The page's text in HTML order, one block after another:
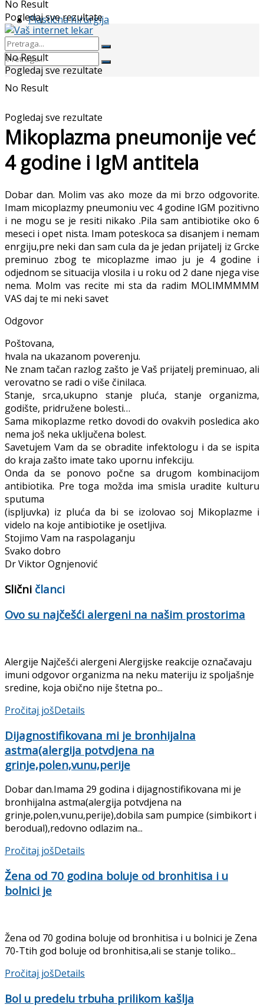
Plastična hirurgija
No Result
Pogledaj sve rezultate
No Result
Pogledaj sve rezultate
No Result
Pogledaj sve rezultate
Mikoplazma pneumonije već
4 godine i IgM antitela
Dobar dan. Molim vas ako moze da mi brzo odgovorite.
Imam micoplazmy pneumoniu vec 4 godine IGM pozitivno
i ne mogu se je resiti nikako .Pila sam antibiotike oko 6
meseci i opet nista. Imam poteskoca sa disanjem i nemam
enrgiju,pre neki dan sam cula da je jedan prijatelj iz Grcke
preminuo zbog te micoplazme imao ju je 4 godine i
odjednom se situacija vlosila i u roku od 2 dane njega vise
nema. Molm vas recite mi sta da radim MOLIMMMMM
VAS daj te mi neki savet
Odgovor
Poštovana,
hvala na ukazanom poverenju.
Ne znam tačan razlog zašto je Vaš prijatelj preminuao, ali
verovatno se radi o više činilaca.
Stanje, srca,ukupno stanje pluća, stanje organizma,
godište, pridružene bolesti…
Sama mikoplazme retko dovodi do ovakvih posledica ako
nema još neka uključena bolest.
Savetujem Vam da se obradite infektologu i da se ispita
do kraja zašto imate tako upornu infekciju.
Onda da se ponovo počne sa drugom kombinacijom
antibiotika. Pre toga možda ima smisla uradite kulturu
sputuma
(ispljuvka) iz pluća da bi se izolovao soj Mikoplazme i
videlo na koje antibiotike je osetljiva.
Stojimo Vam na raspolaganju
Svako dobro
Dr Viktor Ognjenović
Slični članci
Ovo su najčešći alergeni na našim prostorima
Alergije Najčešći alergeni Alergijske reakcije označavaju
imuni odgovor organizma na neku materiju iz spoljašnje
sredine, koja obično nije štetna po...
Pročitaj jošDetails
Dijagnostifikovana mi je bronhijalna
astma(alergija potvdjena na
grinje,polen,vunu,perije
Dobar dan.Imama 29 godina i dijagnostifikovana mi je
bronhijalna astma(alergija potvdjena na
grinje,polen,vunu,perije),dobila sam pumpice (simbikort i
berodual),redovno odlazim na...
Pročitaj jošDetails
Žena od 70 godina boluje od bronhitisa i u
bolnici je
Žena od 70 godina boluje od bronhitisa i u bolnici je Zena
70-Ttih god boluje od bronhitisa,ali se stanje toliko...
Pročitaj jošDetails
Bol u predelu trbuha prilikom kašlja